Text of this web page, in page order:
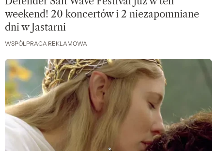
weekend! 20 koncertów i 2 niezapomniane
dni w Jastarni
WSPÓŁPRACA REKLAMOWA